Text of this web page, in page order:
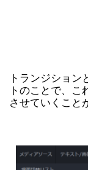
トランジション
トのことで、こ
させていくこと